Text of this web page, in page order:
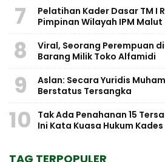
7
Pelatihan Kader Dasar TM I
Pimpinan Wilayah IPM Malut
8
Viral, Seorang Perempuan
Barang Milik Toko Alfamidi
9
Aslan: Secara Yuridis
Berstatus Tersangka
10
Tak Ada Penahanan 15
Ini Kata Kuasa Hukum
TAG TERPOPULER